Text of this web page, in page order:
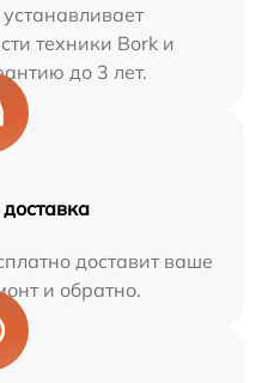
техники Bork и
до 3 лет.
доставит ваше
и обратно.